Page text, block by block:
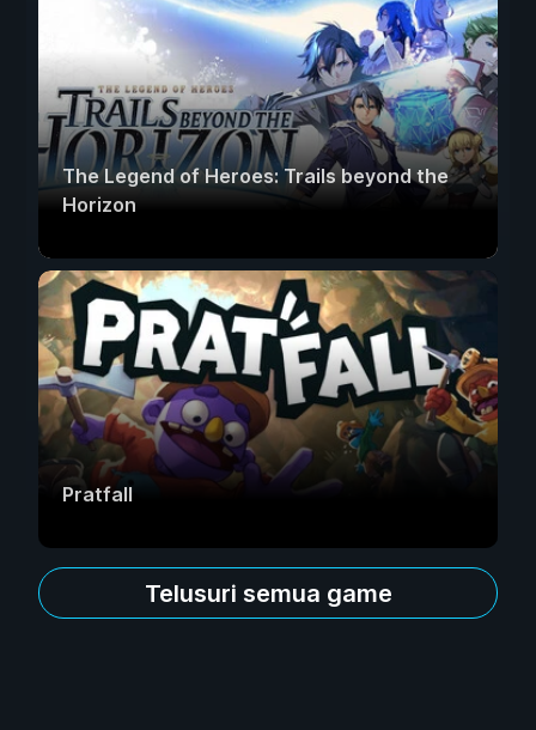
The Legend of Heroes: Trails beyond the
Horizon
Pratfall
Telusuri semua game